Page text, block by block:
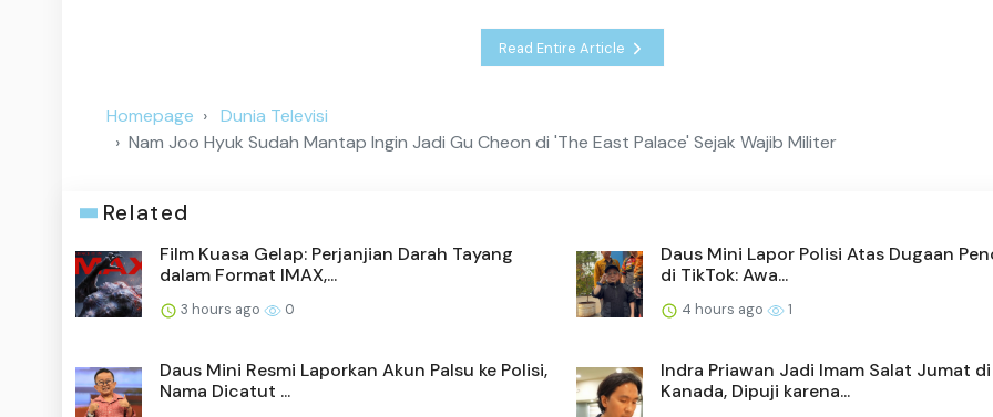
Read Entire Article
Homepage
Dunia Televisi
Nam Joo Hyuk Sudah Mantap Ingin Jadi Gu Cheon di 'The East Palace' Sejak Wajib Militer
Related
Film Kuasa Gelap: Perjanjian Darah Tayang
dalam Format IMAX,...
3 hours ago 0
Daus Mini Lapor Polisi Atas Dugaan
di TikTok: Awa...
4 hours ago 1
Daus Mini Resmi Laporkan Akun Palsu ke Polisi,
Nama Dicatut ...
Indra Priawan Jadi Imam Salat Jumat di
Kanada, Dipuji karena...